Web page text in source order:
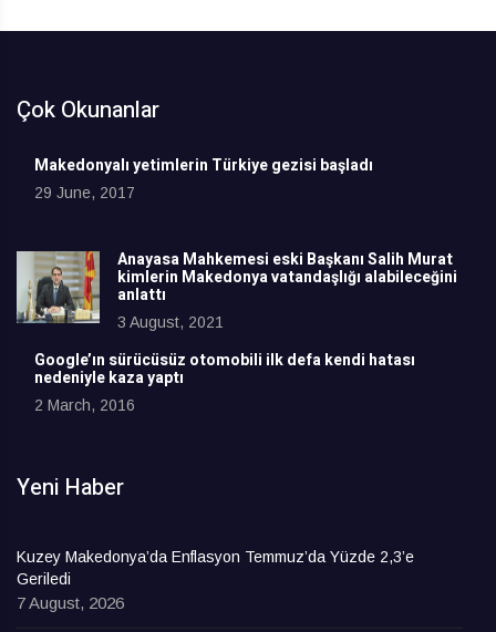
Çok Okunanlar
Makedonyalı yetimlerin Türkiye gezisi başladı
29 June, 2017
Anayasa Mahkemesi eski Başkanı Salih Murat
kimlerin Makedonya vatandaşlığı alabileceğini
anlattı
3 August, 2021
Google’ın sürücüsüz otomobili ilk defa kendi hatası
nedeniyle kaza yaptı
2 March, 2016
Yeni Haber
Kuzey Makedonya’da Enflasyon Temmuz’da Yüzde 2,3’e
Geriledi
7 August, 2026